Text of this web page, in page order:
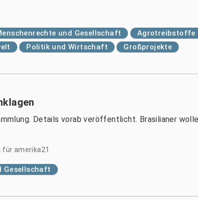
und Gesellschaft
Agrotreibstoffe
Politik und Wirtschaft Großprojekte
Details vorab veröffentlicht. Brasilianer
für amerika21
Gesellschaft